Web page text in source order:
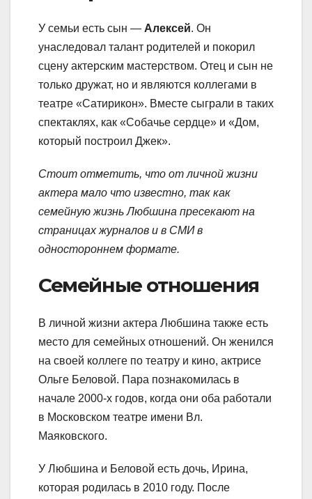
У семьи есть сын — Алексей. Он
унаследовал талант родителей и покорил
сцену актерским мастерством. Отец и сын не
только дружат, но и являются коллегами в
театре «Сатирикон». Вместе сыграли в таких
спектаклях, как «Собачье сердце» и «Дом,
который построил Джек».
Стоит отметить, что от личной жизни
актера мало что известно, так как
семейную жизнь Любшина пресекают на
страницах журналов и в СМИ в
одностороннем формате.
Семейные отношения
В личной жизни актера Любшина также есть
место для семейных отношений. Он женился
на своей коллеге по театру и кино, актрисе
Ольге Беловой. Пара познакомилась в
начале 2000-х годов, когда они оба работали
в Московском театре имени Вл.
Маяковского.
У Любшина и Беловой есть дочь, Ирина,
которая родилась в 2010 году. После